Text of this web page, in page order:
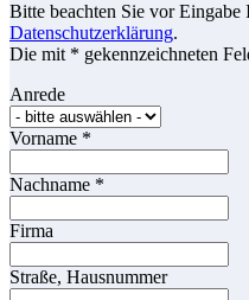
Bitte beachten Sie vor Eingabe
Datenschutzerklärung.
Die mit * gekennzeichneten
Anrede
Vorname *
Nachname *
Firma
Straße, Hausnummer